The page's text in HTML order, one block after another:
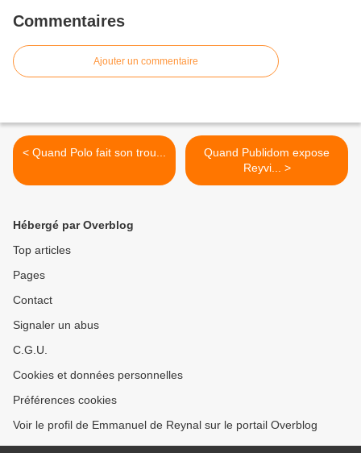
Commentaires
Ajouter un commentaire
< Quand Polo fait son trou...
Quand Publidom expose
Reyvi... >
Hébergé par Overblog
Top articles
Pages
Contact
Signaler un abus
C.G.U.
Cookies et données personnelles
Préférences cookies
Voir le profil de Emmanuel de Reynal sur le portail Overblog